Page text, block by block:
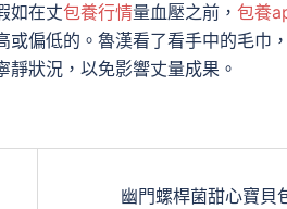
如在丈包養行情量血壓之前， 包養
或偏低的。魯漢看了看手中的毛巾
靜狀況，以免影響丈量成果。
幽門螺桿菌甜心寶貝